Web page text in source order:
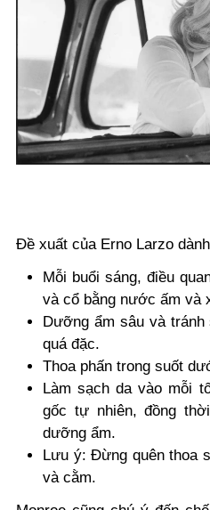
Đề xuất của Erno Larzo
Mỗi buổi sáng, điều
và cổ bằng nước ấm và
Dưỡng ẩm sâu và
quá đặc.
Thoa phấn trong suốt
Làm sạch da vào mỗi
gốc tự nhiên, đồng
dưỡng ẩm.
Lưu ý: Đừng quên thoa
và cằm.